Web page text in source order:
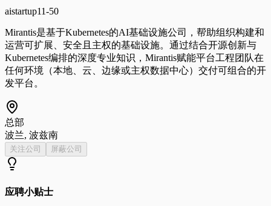
aistartup11-50
Mirantis是基于Kubernetes的AI基础设施公司，帮助组织构建和
运营可扩展、安全且主权的基础设施。通过结合开源创新与
Kubernetes编排的深度专业知识，Mirantis赋能平台工程团队在
任何环境（本地、云、边缘或主权数据中心）交付可组合的开
发平台。
总部
波兰, 波兹南
关注公司 屏蔽公司
应聘小贴士